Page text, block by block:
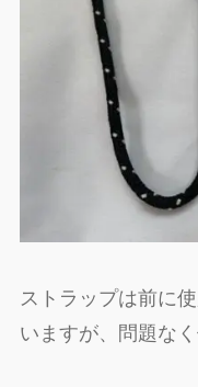
ストラップは前に
いますが、問題なく